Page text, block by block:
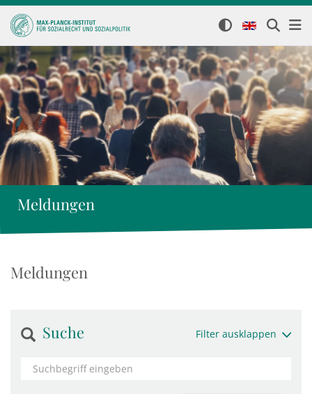
Meldungen
Meldungen
Suche Filter ausklappen